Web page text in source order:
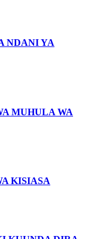
NDANI YA
MUHULA WA
KISIASA